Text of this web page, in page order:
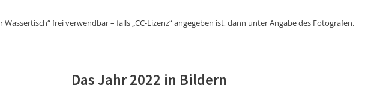
frei verwendbar – falls „CC-Lizenz“ angegeben ist, dann unter Angabe des Fotografen.
Das Jahr 2022 in Bildern